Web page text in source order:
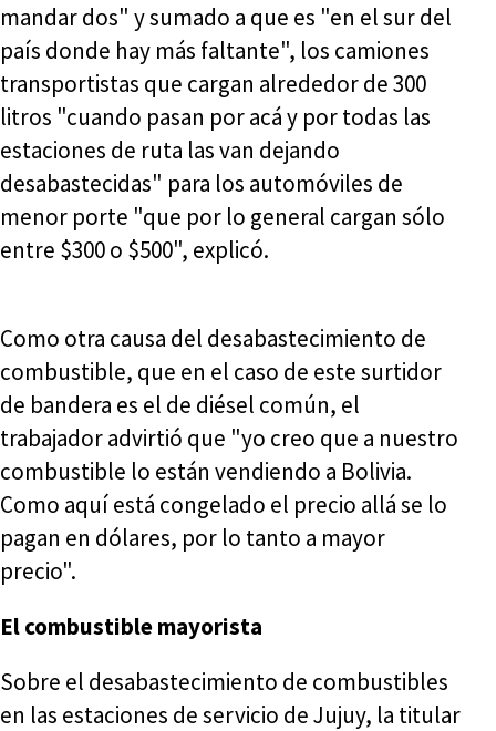
mandar dos" y sumado a que es "en el sur del
país donde hay más faltante", los camiones
transportistas que cargan alrededor de 300
litros "cuando pasan por acá y por todas las
estaciones de ruta las van dejando
desabastecidas" para los automóviles de
menor porte "que por lo general cargan sólo
entre $300 o $500", explicó.
Como otra causa del desabastecimiento de
combustible, que en el caso de este surtidor
de bandera es el de diésel común, el
trabajador advirtió que "yo creo que a nuestro
combustible lo están vendiendo a Bolivia.
Como aquí está congelado el precio allá se lo
pagan en dólares, por lo tanto a mayor
precio".
El combustible mayorista
Sobre el desabastecimiento de combustibles
en las estaciones de servicio de Jujuy, la titular